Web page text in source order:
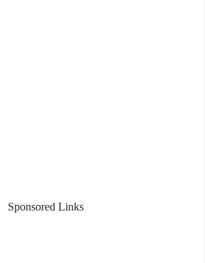
Sponsored Links